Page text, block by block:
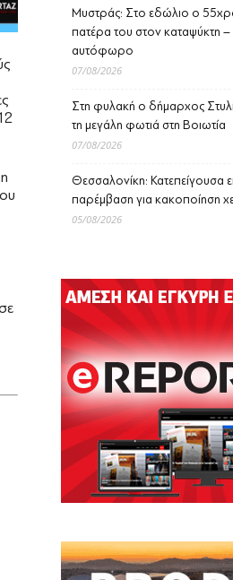
Μυστράς: Στο εδώλιο ο
πατέρα του στον καταψύκτη –
αυτόφωρο
07/08/2026
Στη φυλακή ο δήμαρχος
τη μεγάλη φωτιά στη Βοιωτία
07/08/2026
Θεσσαλονίκη: Κατεπείγουσα
παρέμβαση για κακοποίηση
05/08/2026